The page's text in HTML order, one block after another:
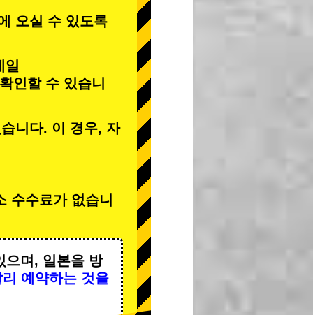
오실 수 있도록
일
인할 수 있습니
니다. 이 경우, 자
수수료가 없습니
으며, 일본을 방
예약하는 것을